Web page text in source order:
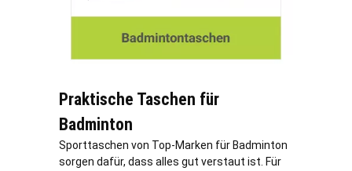
Praktische Taschen für
Badminton
Sporttaschen von Top-Marken für Badminton
sorgen dafür, dass alles gut verstaut ist. Für